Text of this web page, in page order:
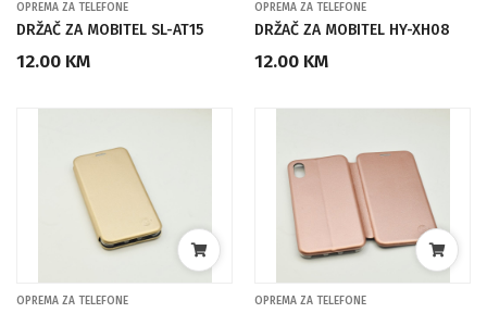
OPREMA ZA TELEFONE
DRŽAČ ZA MOBITEL SL-AT15
12.00 KM
OPREMA ZA TELEFONE
DRŽAČ ZA MOBITEL HY-XH08
12.00 KM
OPREMA ZA TELEFONE OPREMA ZA TELEFONE